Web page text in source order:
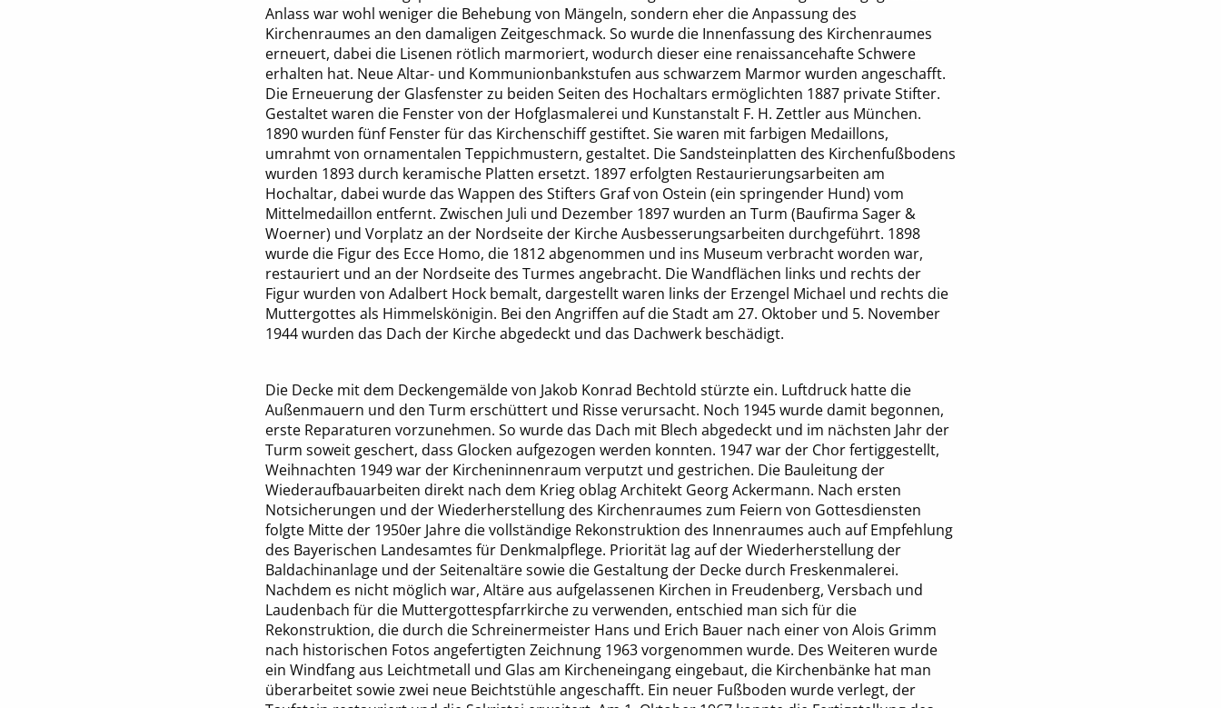
Anlass war wohl weniger die Behebung von Mängeln, sondern eher die Anpassung des
Kirchenraumes an den damaligen Zeitgeschmack. So wurde die Innenfassung des Kirchenraumes
erneuert, dabei die Lisenen rötlich marmoriert, wodurch dieser eine renaissancehafte Schwere
erhalten hat. Neue Altar- und Kommunionbankstufen aus schwarzem Marmor wurden angeschafft.
Die Erneuerung der Glasfenster zu beiden Seiten des Hochaltars ermöglichten 1887 private Stifter.
Gestaltet waren die Fenster von der Hofglasmalerei und Kunstanstalt F. H. Zettler aus München.
1890 wurden fünf Fenster für das Kirchenschiff gestiftet. Sie waren mit farbigen Medaillons,
umrahmt von ornamentalen Teppichmustern, gestaltet. Die Sandsteinplatten des Kirchenfußbodens
wurden 1893 durch keramische Platten ersetzt. 1897 erfolgten Restaurierungsarbeiten am
Hochaltar, dabei wurde das Wappen des Stifters Graf von Ostein (ein springender Hund) vom
Mittelmedaillon entfernt. Zwischen Juli und Dezember 1897 wurden an Turm (Baufirma Sager &
Woerner) und Vorplatz an der Nordseite der Kirche Ausbesserungsarbeiten durchgeführt. 1898
wurde die Figur des Ecce Homo, die 1812 abgenommen und ins Museum verbracht worden war,
restauriert und an der Nordseite des Turmes angebracht. Die Wandflächen links und rechts der
Figur wurden von Adalbert Hock bemalt, dargestellt waren links der Erzengel Michael und rechts die
Muttergottes als Himmelskönigin. Bei den Angriffen auf die Stadt am 27. Oktober und 5. November
1944 wurden das Dach der Kirche abgedeckt und das Dachwerk beschädigt.
Die Decke mit dem Deckengemälde von Jakob Konrad Bechtold stürzte ein. Luftdruck hatte die
Außenmauern und den Turm erschüttert und Risse verursacht. Noch 1945 wurde damit begonnen,
erste Reparaturen vorzunehmen. So wurde das Dach mit Blech abgedeckt und im nächsten Jahr der
Turm soweit geschert, dass Glocken aufgezogen werden konnten. 1947 war der Chor fertiggestellt,
Weihnachten 1949 war der Kircheninnenraum verputzt und gestrichen. Die Bauleitung der
Wiederaufbauarbeiten direkt nach dem Krieg oblag Architekt Georg Ackermann. Nach ersten
Notsicherungen und der Wiederherstellung des Kirchenraumes zum Feiern von Gottesdiensten
folgte Mitte der 1950er Jahre die vollständige Rekonstruktion des Innenraumes auch auf Empfehlung
des Bayerischen Landesamtes für Denkmalpflege. Priorität lag auf der Wiederherstellung der
Baldachinanlage und der Seitenaltäre sowie die Gestaltung der Decke durch Freskenmalerei.
Nachdem es nicht möglich war, Altäre aus aufgelassenen Kirchen in Freudenberg, Versbach und
Laudenbach für die Muttergottespfarrkirche zu verwenden, entschied man sich für die
Rekonstruktion, die durch die Schreinermeister Hans und Erich Bauer nach einer von Alois Grimm
nach historischen Fotos angefertigten Zeichnung 1963 vorgenommen wurde. Des Weiteren wurde
ein Windfang aus Leichtmetall und Glas am Kircheneingang eingebaut, die Kirchenbänke hat man
überarbeitet sowie zwei neue Beichtstühle angeschafft. Ein neuer Fußboden wurde verlegt, der